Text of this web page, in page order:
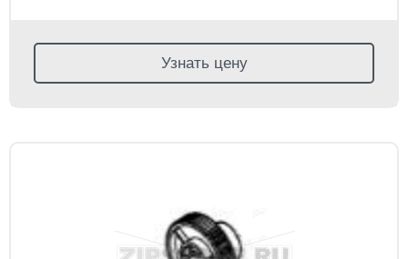
Узнать цену